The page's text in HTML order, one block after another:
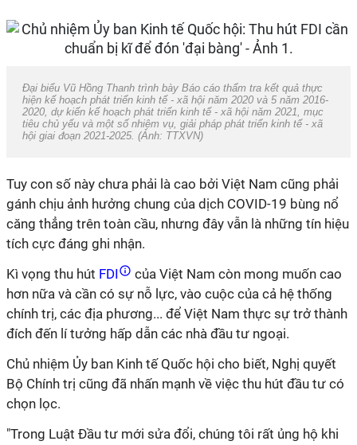
Đại biểu Vũ Hồng Thanh trình bày Báo cáo thẩm tra kết quả thực
hiện kế hoạch phát triển kinh tế - xã hội năm 2020 và 5 năm 2016-
2020, dự kiến kế hoạch phát triển kinh tế - xã hội năm 2021, mục
tiêu chủ yếu và một số nhiệm vụ, giải pháp phát triển kinh tế - xã
hội giai đoạn 2021-2025. (Ảnh: TTXVN)
Tuy con số này chưa phải là cao bởi Việt Nam cũng phải
gánh chịu ảnh hưởng chung của dịch COVID-19 bùng nổ
căng thẳng trên toàn cầu, nhưng đây vẫn là những tín hiệu
tích cực đáng ghi nhận.
Kì vọng thu hút FDI
của Việt Nam còn mong muốn cao
hơn nữa và cần có sự nỗ lực, vào cuộc của cả hệ thống
chính trị, các địa phương... để Việt Nam thực sự trở thành
đích đến lítưởng hấp dẫn các nhà đầu tư ngoại.
Chủ nhiệm Ủy ban Kinh tế Quốc hội cho biết, Nghị quyết
Bộ Chính trị cũng đã nhấn mạnh về việc thu hút đầu tư có
chọn lọc.
"Trong Luật Đầu tư mới sửa đổi, chúng tôi rất ủng hộ khi